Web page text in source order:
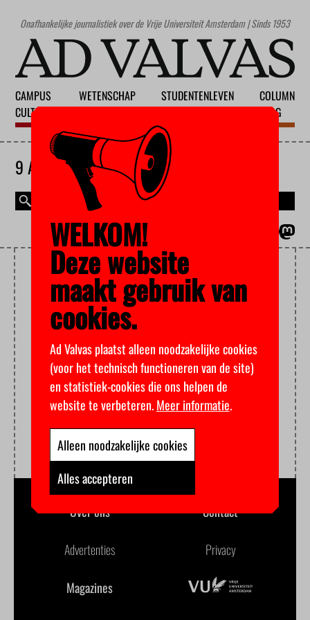
Onafhankelijke journalistiek over de Vrije Universiteit Amsterdam | Sinds 1953
CAMPUS
CULTUUR
WETENSCHAP
STUDENTENLEVEN
COLUMN
BLOG
9 AUGUSTUS 2026
SOCIAL MEDIA
Over ons Contact
Advertenties Privacy
Magazines
WELKOM!
Deze website
maakt gebruik van
cookies.
Ad Valvas plaatst alleen noodzakelijke cookies
(voor het technisch functioneren van de site)
en statistiek-cookies die ons helpen de
website te verbeteren.Meer informatie.
Alleen noodzakelijke cookies
Alles accepteren